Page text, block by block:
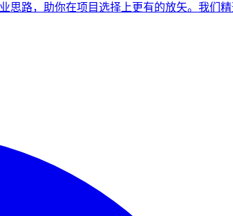
路，助你在项目选择上更有的放矢。我们